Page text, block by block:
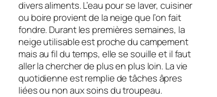
divers aliments. L’eau pour se laver, cuisiner
ou boire provient de la neige que l’on fait
fondre. Durant les premières semaines, la
neige utilisable est proche du campement
mais au fil du temps, elle se souille et il faut
aller la chercher de plus en plus loin. La vie
quotidienne est remplie de tâches âpres
liées ou non aux soins du troupeau.